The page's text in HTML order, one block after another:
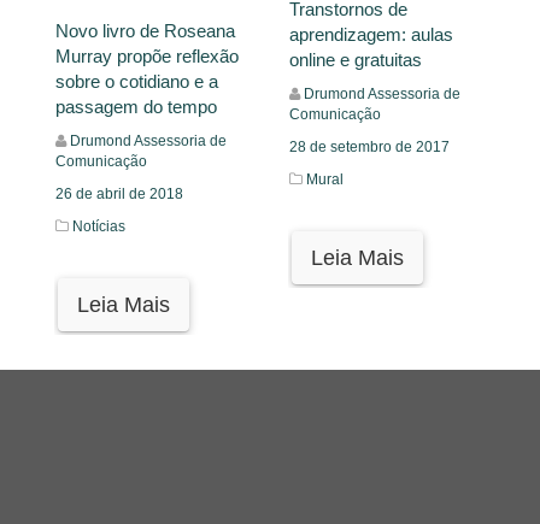
Novo livro de Roseana
Murray propõe reflexão
sobre o cotidiano e a
passagem do tempo
Drumond Assessoria de
Comunicação
26 de abril de 2018
Notícias
Leia Mais
Transtornos de
aprendizagem: aulas
online e gratuitas
Drumond Assessoria de
Comunicação
28 de setembro de 2017
Mural
Leia Mais